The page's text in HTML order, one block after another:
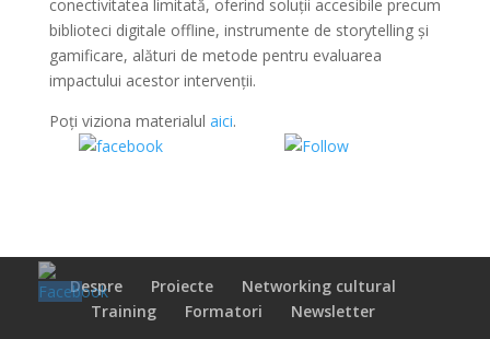
conectivitatea limitată, oferind soluții accesibile precum
biblioteci digitale offline, instrumente de storytelling și
gamificare, alături de metode pentru evaluarea
impactului acestor intervenții.
Poți viziona materialul aici.
Share on
Despre Proiecte
Networking cultural
Training
Formatori Newsletter